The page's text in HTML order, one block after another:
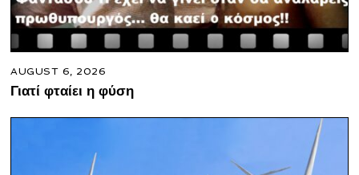
AUGUST 6, 2026
Γιατί φταίει η φύση